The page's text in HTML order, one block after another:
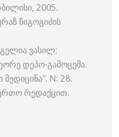
2005.
ჩიგოგიძის
ვასილ;
დეპო-გამოცემა.
N: 28.
რედაქცით.